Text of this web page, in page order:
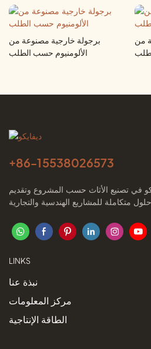
برجولة خارجية مصنوعة من
الألومنيوم حسب الطلب
من
+86-15538026573
في تصنيع الأثاث حسب المشروع وتقديم
حلول متكاملة للمشاريع الهندسية والتجارية
LINKS
نبذة عنا
مركز المعلومات
الطاقة الإنتاجية